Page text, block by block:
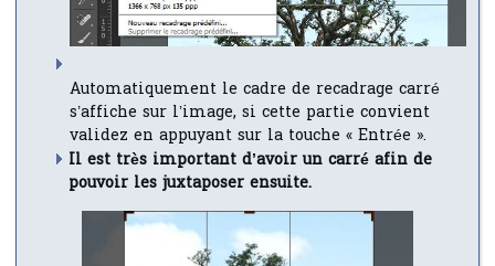
Automatiquement le cadre de recadrage carré
s’affiche sur l’image, si cette partie convient
validez en appuyant sur la touche « Entrée ».
Il est très important d’avoir un carré afin de
pouvoir les juxtaposer ensuite.